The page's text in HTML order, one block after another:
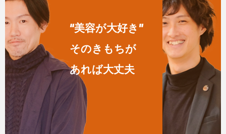
“美容が大好き”
そのきもちが
あれば大丈夫